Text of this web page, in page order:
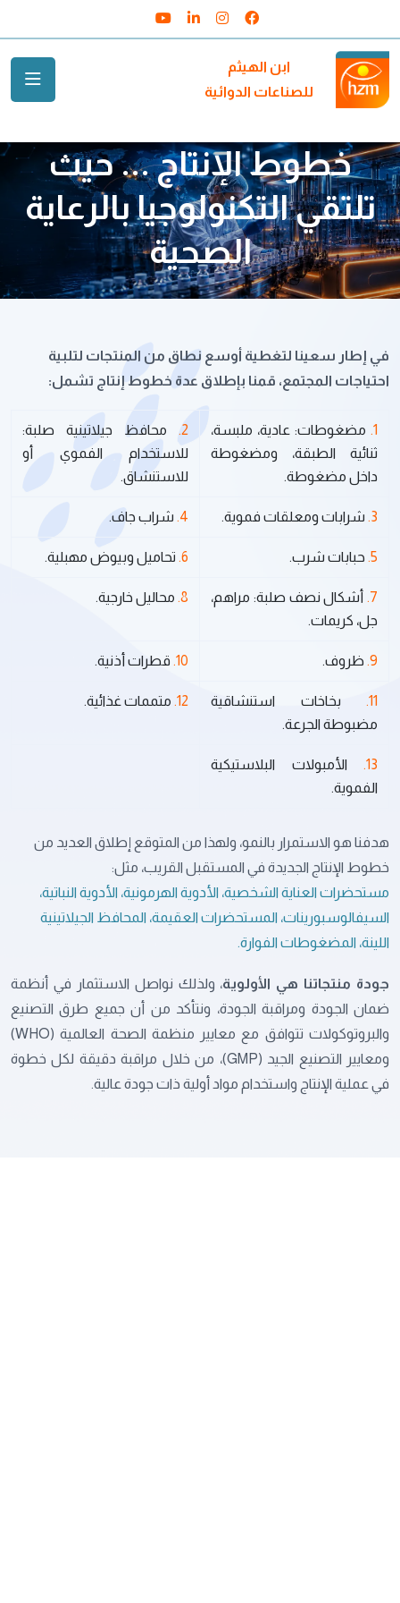
Facebook
Instagram
Linkedin
Youtube
ابن الهيثم
للصناعات الدوائية
خطوط الإنتاج ... حيث
تلتقي التكنولوجيا بالرعاية
الصحية
في إطار سعينا لتغطية أوسع نطاق من المنتجات لتلبية
احتياجات المجتمع، قمنا بإطلاق عدة خطوط إنتاج تشمل:
1. مضغوطات: عادية، ملبسة،
ثنائية الطبقة، ومضغوطة
داخل مضغوطة.
2.
محافظ جيلاتينية صلبة:
للاستخدام الفموي أو
للاستنشاق.
3. شرابات ومعلقات فموية. 4. شراب جاف.
5. حبابات شرب. 6. تحاميل وبيوض مهبلية.
7. أشكال نصف صلبة: مراهم،
جل، كريمات.
8. محاليل خارجية.
9. ظروف. 10. قطرات أذنية.
11.
بخاخات استنشاقية
مضبوطة الجرعة.
12. متممات غذائية.
13.
الأمبولات البلاستيكية
الفموية.
هدفنا هو الاستمرار بالنمو، ولهذا من المتوقع إطلاق العديد من
خطوط الإنتاج الجديدة في المستقبل القريب، مثل:
مستحضرات العناية الشخصية، الأدوية الهرمونية، الأدوية النباتية،
السيفالوسبورينات، المستحضرات العقيمة، المحافظ الجيلاتينية
اللينة، المضغوطات الفوارة.
جودة منتجاتنا هي الأولوية، ولذلك نواصل الاستثمار في أنظمة
ضمان الجودة ومراقبة الجودة، ونتأكد من أن جميع طرق التصنيع
والبروتوكولات تتوافق مع معايير منظمة الصحة العالمية (WHO
)
ومعايير التصنيع الجيد (GMP)، من خلال مراقبة دقيقة لكل خطوة
في عملية الإنتاج واستخدام مواد أولية ذات جودة عالية.